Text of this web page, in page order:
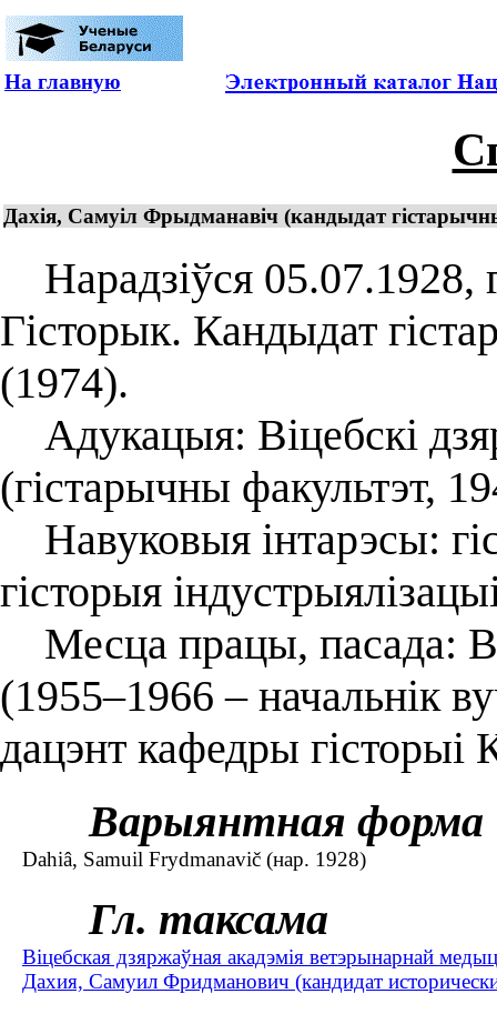
На главную
Дахія, Самуіл Фрыдманавіч (кандыдат
Нарадзіўся 05.07.1928,
Гісторык. Кандыдат
(1974).
Адукацыя: Віцебскі
(гістарычны факультэт,
Навуковыя інтарэсы:
гісторыя
Месца працы, пасада:
(1955–1966 – начальнік
дацэнт кафедры гісторыі
Варыянтная форма
Dahiâ, Samuil Frydmanavič (нар. 1928)
Гл. таксама
Віцебская дзяржаўная акадэмія ветэрынарнай
Дахия, Самуил Фридманович (кандидат